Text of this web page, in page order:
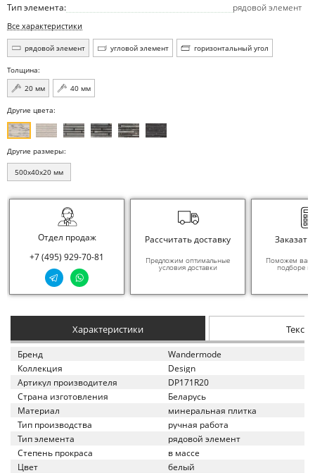
Тип элемента:
рядовой элемент
Все характеристики
рядовой элемент угловой элемент горизонтальный угол
Толщина:
20 мм
40 мм
Другие цвета:
Другие размеры:
500x40x20 мм
Отдел продаж
+7 (495) 929-70-81
Рассчитать доставку
Предложим оптимальные
условия доставки
Заказать
Поможем вам
подборе
Характеристики
Бренд
Wandermode
Коллекция
Design
Артикул производителя
DP171R20
Страна изготовления
Беларусь
Материал
минеральная плитка
Тип производства
ручная работа
Тип элемента
рядовой элемент
Степень прокраса
в массе
Цвет
белый